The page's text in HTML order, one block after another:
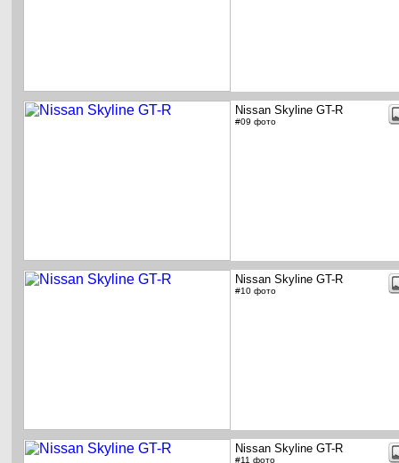
Nissan Skyline GT-R
#09 фото
Nissan Skyline GT-R
#10 фото
Nissan Skyline GT-R
#11 фото